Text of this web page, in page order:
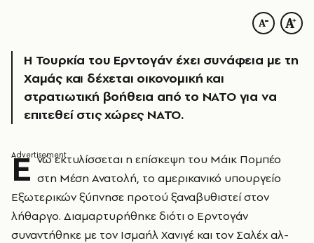
Η Τουρκία του Ερντογάν έχει συνάφεια με τη
Χαμάς και δέχεται οικονομική και
στρατιωτική βοήθεια από το ΝΑΤΟ για να
επιτεθεί στις χώρες ΝΑΤΟ.
Ε νώ εκτυλίσσεται η επίσκεψη του Μάικ Πομπέο
στη Μέση Ανατολή, το αμερικανικό υπουργείο
Εξωτερικών ξύπνησε προτού ξαναβυθιστεί στον
λήθαργο. Διαμαρτυρήθηκε διότι ο Ερντογάν
συναντήθηκε με τον Ισμαήλ Χανιγέ και τον Σαλέχ αλ-